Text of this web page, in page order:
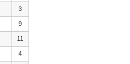
3
9
11
4